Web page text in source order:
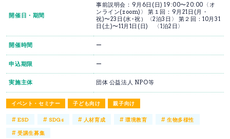
イベント・セミナー 子ども向け 親子向け
開催日・期間
事前説明会：9月6日(日) 19:00〜20:00〈オ
ンライン(zoom)〉 第１回：9月21日(月・
祝)〜23日(水･祝）〈2泊3日〉 第２回：10月31
日(土)〜11月1日(日) 〈1泊2日〉
開催時間 ー
申込期限 ー
実施主体 団体 公益法人 NPO等
#ESD # SDGs # 人材育成 # 環境教育 #生物多様性
#受講生募集